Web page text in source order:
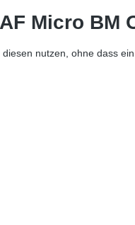
Micro BM
nutzen, ohne dass